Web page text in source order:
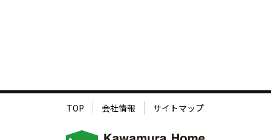
TOP 会社情報 サイトマップ